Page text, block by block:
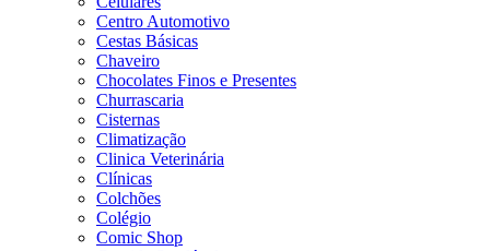
Centro Automotivo
Cestas Básicas
Chaveiro
Chocolates Finos e Presentes
Churrascaria
Cisternas
Climatização
Clinica Veterinária
Clínicas
Colchões
Colégio
Comic Shop